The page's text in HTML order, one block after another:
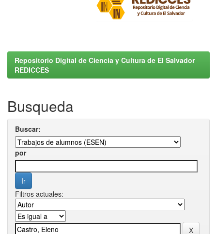
Repositorio Digital de Ciencia y Cultura de El Salvador
REDICCES
Busqueda
Buscar:
por
Filtros actuales: